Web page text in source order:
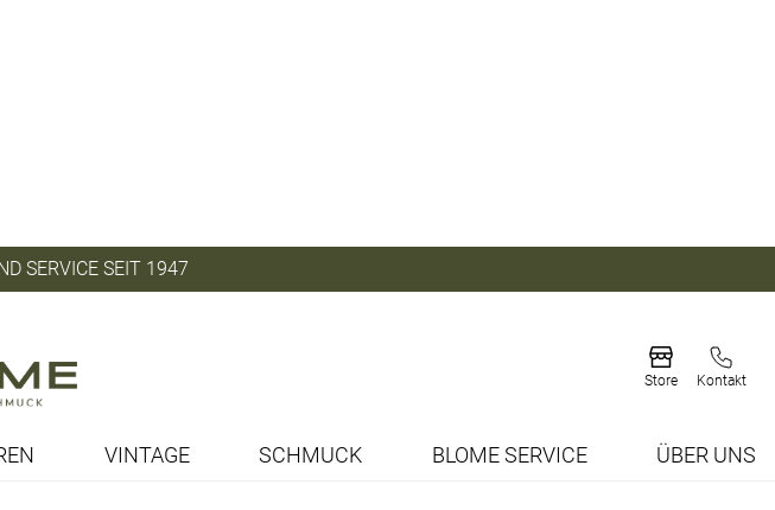
SERVICE SEIT 1947
Store Kontakt
VINTAGE SCHMUCK BLOME SERVICE ÜBER UNS